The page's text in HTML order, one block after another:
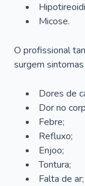
Micose.
O profissional
surgem
Dores de
Dor no
Febre;
Refluxo;
Enjoo;
Tontura;
Falta de ar;